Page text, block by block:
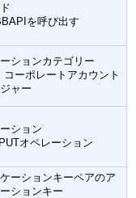
を呼び出す
ションカテゴリー
コーポレートアカウント
ャー
ション
オペレーション
ーションキーペアのア
ションキー